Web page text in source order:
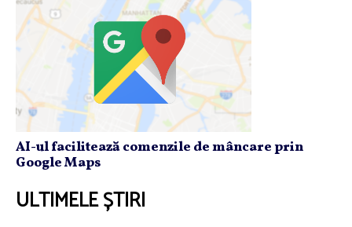
AI-ul facilitează comenzile de mâncare prin
Google Maps
ULTIMELE ȘTIRI